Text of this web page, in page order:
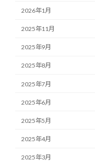
2026年1月
2025年11月
2025年9月
2025年8月
2025年7月
2025年6月
2025年5月
2025年4月
2025年3月